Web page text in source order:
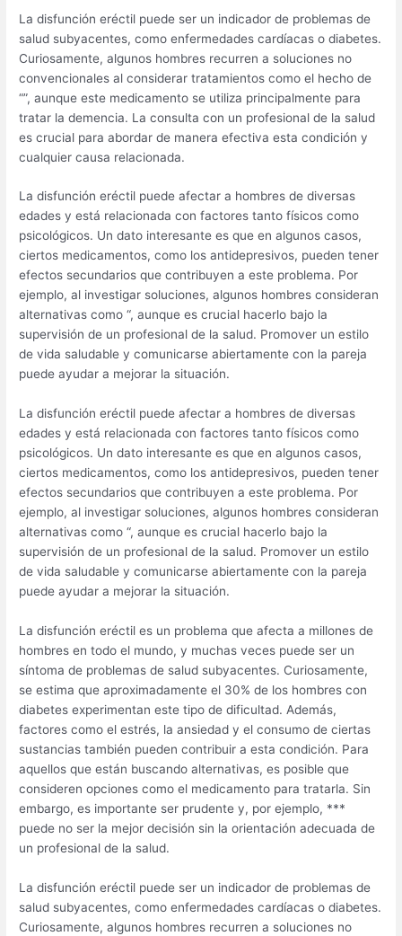
La disfunción eréctil puede ser un indicador de problemas de
salud subyacentes, como enfermedades cardíacas o diabetes.
Curiosamente, algunos hombres recurren a soluciones no
convencionales al considerar tratamientos como el hecho de
“”, aunque este medicamento se utiliza principalmente para
tratar la demencia. La consulta con un profesional de la salud
es crucial para abordar de manera efectiva esta condición y
cualquier causa relacionada.
La disfunción eréctil puede afectar a hombres de diversas
edades y está relacionada con factores tanto físicos como
psicológicos. Un dato interesante es que en algunos casos,
ciertos medicamentos, como los antidepresivos, pueden tener
efectos secundarios que contribuyen a este problema. Por
ejemplo, al investigar soluciones, algunos hombres consideran
alternativas como “, aunque es crucial hacerlo bajo la
supervisión de un profesional de la salud. Promover un estilo
de vida saludable y comunicarse abiertamente con la pareja
puede ayudar a mejorar la situación.
La disfunción eréctil puede afectar a hombres de diversas
edades y está relacionada con factores tanto físicos como
psicológicos. Un dato interesante es que en algunos casos,
ciertos medicamentos, como los antidepresivos, pueden tener
efectos secundarios que contribuyen a este problema. Por
ejemplo, al investigar soluciones, algunos hombres consideran
alternativas como “, aunque es crucial hacerlo bajo la
supervisión de un profesional de la salud. Promover un estilo
de vida saludable y comunicarse abiertamente con la pareja
puede ayudar a mejorar la situación.
La disfunción eréctil es un problema que afecta a millones de
hombres en todo el mundo, y muchas veces puede ser un
síntoma de problemas de salud subyacentes. Curiosamente,
se estima que aproximadamente el 30% de los hombres con
diabetes experimentan este tipo de dificultad. Además,
factores como el estrés, la ansiedad y el consumo de ciertas
sustancias también pueden contribuir a esta condición. Para
aquellos que están buscando alternativas, es posible que
consideren opciones como el medicamento para tratarla. Sin
embargo, es importante ser prudente y, por ejemplo, ***
puede no ser la mejor decisión sin la orientación adecuada de
un profesional de la salud.
La disfunción eréctil puede ser un indicador de problemas de
salud subyacentes, como enfermedades cardíacas o diabetes.
Curiosamente, algunos hombres recurren a soluciones no